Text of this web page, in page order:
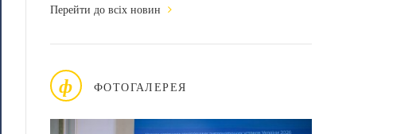
Перейти до всіх новин
ф ФОТОГАЛЕРЕЯ